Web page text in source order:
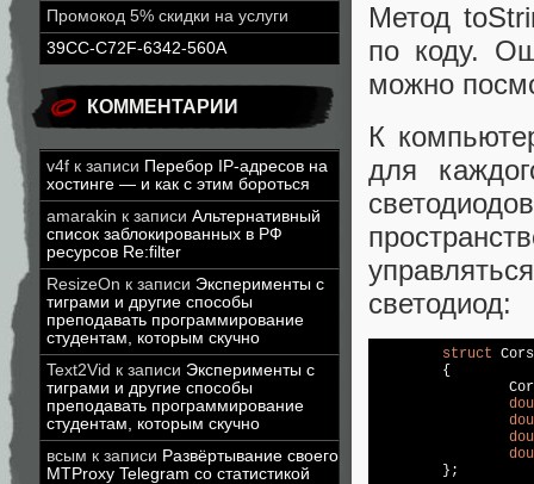
Промокод 5% скидки на услуги
39CC-C72F-6342-560A
КОММЕНТАРИИ
v4f к записи Перебор IP-адресов на
хостинге — и как с этим бороться
amarakin к записи Альтернативный
список заблокированных в РФ
ресурсов Re:filter
ResizeOn к записи Эксперименты с
тиграми и другие способы
преподавать программирование
студентам, которым скучно
Text2Vid к записи Эксперименты с
тиграми и другие способы
преподавать программирование
студентам, которым скучно
всым к записи Развёртывание своего
MTProxy Telegram со статистикой
Метод
по коду.
можно
К
для
светодиод:
struct
	};